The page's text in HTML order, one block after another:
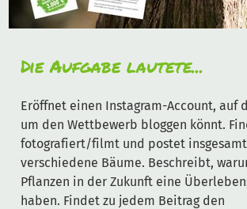
Die Aufgabe lautete...
Eröffnet einen Instagram-Account, auf
um den Wettbewerb bloggen könnt.
fotografiert/filmt und postet insgesamt
verschiedene Bäume. Beschreibt,
Pflanzen in der Zukunft eine
haben. Findet zu jedem Beitrag den